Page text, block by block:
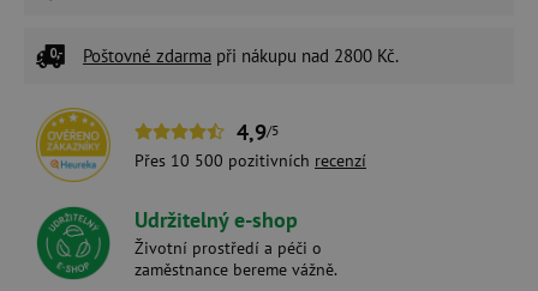
Poštovné zdarma při nákupu nad 2800 Kč.
4,9/5
Přes 10 500 pozitivních recenzí
Udržitelný e-shop
Životní prostředí a péči o
zaměstnance bereme vážně.